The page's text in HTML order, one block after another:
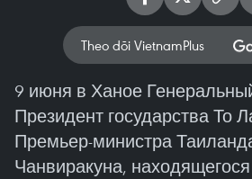
Theo dõi VietnamPlus
9 июня в Ханое
Президент государства То
Премьер-министра
Чанвиракуна,